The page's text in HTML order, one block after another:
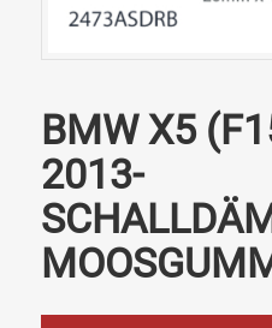
BMW X5
2013-